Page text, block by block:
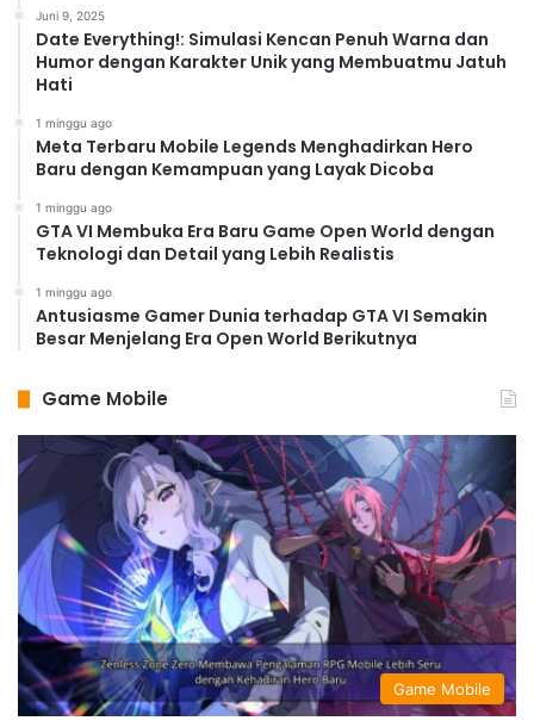
Juni 9, 2025
Date Everything!: Simulasi Kencan Penuh Warna dan
Humor dengan Karakter Unik yang Membuatmu Jatuh
Hati
1 minggu ago
Meta Terbaru Mobile Legends Menghadirkan Hero
Baru dengan Kemampuan yang Layak Dicoba
1 minggu ago
GTA VI Membuka Era Baru Game Open World dengan
Teknologi dan Detail yang Lebih Realistis
1 minggu ago
Antusiasme Gamer Dunia terhadap GTA VI Semakin
Besar Menjelang Era Open World Berikutnya
Game Mobile
Game Mobile